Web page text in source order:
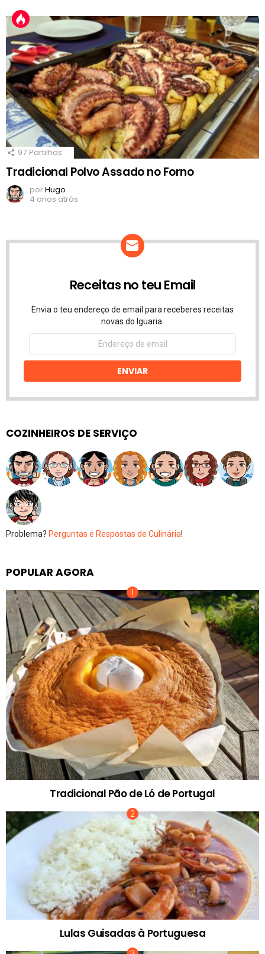
97 Partilhas
Tradicional Polvo Assado no Forno
porHugo
4 anos atrás
Receitas no teu Email
Envia o teu endereço de email para receberes receitas
novas do Iguaria.
Endereço
email
ENVIAR
COZINHEIROS DE SERVIÇO
Problema? Perguntas e Respostas de Culinária!
POPULAR AGORA
Tradicional Pão de Ló de Portugal
Lulas Guisadas à Portuguesa